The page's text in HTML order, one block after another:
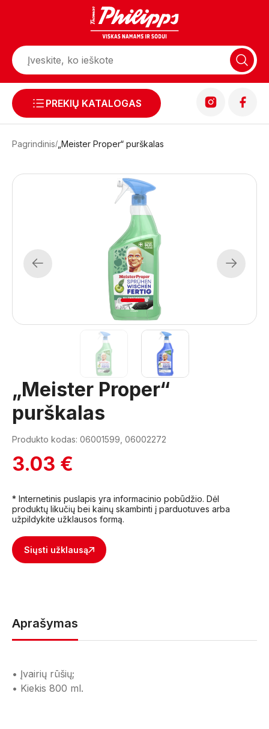
PREKIŲ KATALOGAS
Pagrindinis „Meister Proper“ purškalas
Previous Next
1 2
„Meister Proper“
purškalas
Produkto kodas: 06001599, 06002272
3.03 €
* Internetinis puslapis yra informacinio pobūdžio. Dėl
produktų likučių bei kainų skambinti į parduotuves arba
užpildykite užklausos formą.
Siųsti užklausą
Aprašymas
• Įvairių rūšių;
• Kiekis 800 ml.